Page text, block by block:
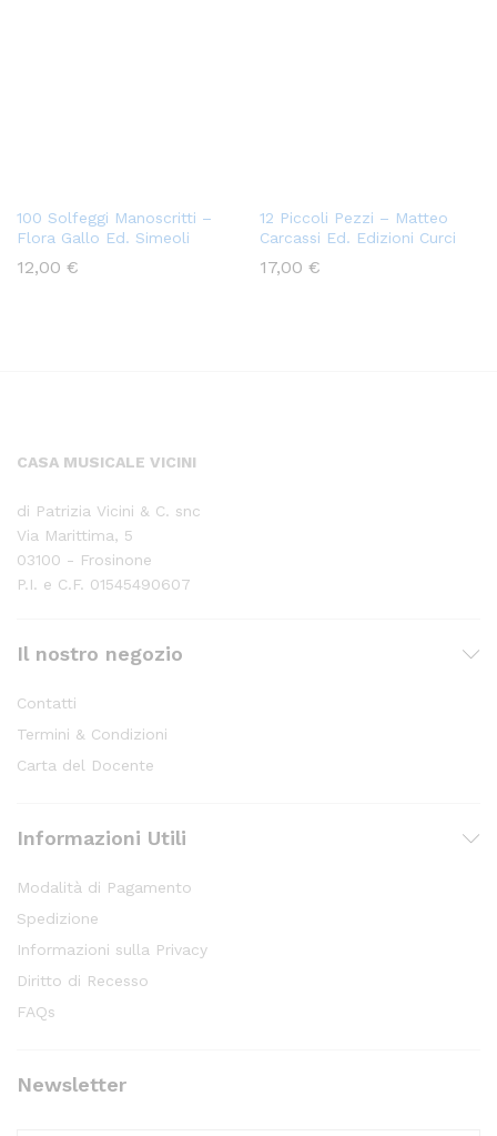
100 Solfeggi Manoscritti –
Flora Gallo Ed. Simeoli
12,00 €
12 Piccoli Pezzi – Matteo
Carcassi Ed. Edizioni Curci
17,00 €
CASA MUSICALE VICINI
di Patrizia Vicini & C. snc
Via Marittima, 5
03100 - Frosinone
P.I. e C.F. 01545490607
Il nostro negozio
Contatti
Termini & Condizioni
Carta del Docente
Informazioni Utili
Modalità di Pagamento
Spedizione
Informazioni sulla Privacy
Diritto di Recesso
FAQs
Newsletter